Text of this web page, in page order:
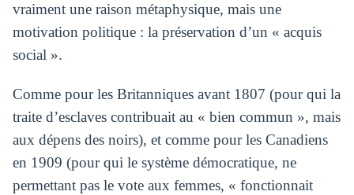
vraiment une raison métaphysique, mais une
motivation politique : la préservation d’un « acquis
social ».
Comme pour les Britanniques avant 1807 (pour qui la
traite d’esclaves contribuait au « bien commun », mais
aux dépens des noirs), et comme pour les Canadiens
en 1909 (pour qui le système démocratique, ne
permettant pas le vote aux femmes, « fonctionnait